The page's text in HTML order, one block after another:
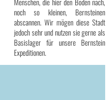
noch so kleinen, Bernsteinen
abscannen. Wir mögen diese Stadt
jedoch sehr und nutzen sie gerne als
Basislager für unsere Bernstein
Expeditionen.